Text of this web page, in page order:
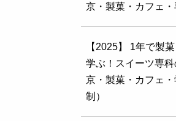
京・製菓・カフェ・
【2025】 1年で製
学ぶ！スイーツ専
京・製菓・カフェ
制）